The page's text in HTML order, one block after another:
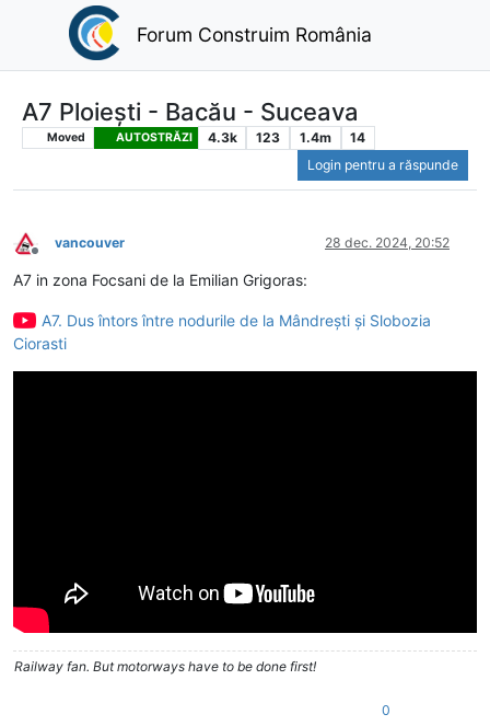
Forum Construim România
A7 Ploiești - Bacău - Suceava
Moved AUTOSTRĂZI 4.3k 123 1.4m
14
Login pentru a răspunde
Deconectat
vancouver 28 dec. 2024, 20:52
A7 in zona Focsani de la Emilian Grigoras:
A7. Dus întors între nodurile de la Mândrești și Slobozia
Ciorasti
Railway fan. But motorways have to be done first!
0